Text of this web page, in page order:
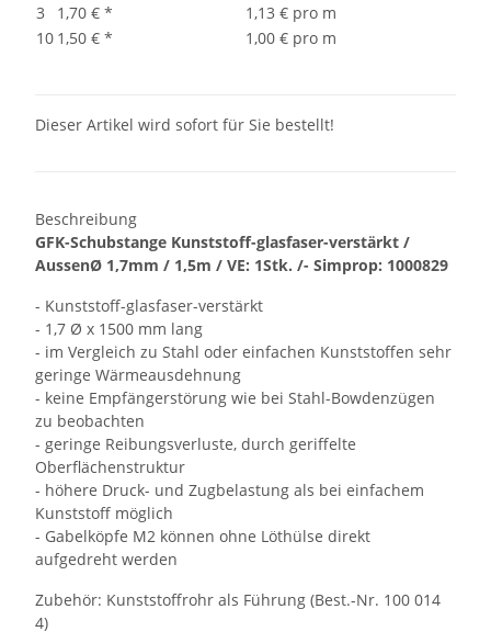
3
1,70 € *
1,13 € pro m
10 1,50 € * 1,00 € pro m
Dieser Artikel wird sofort für Sie bestellt!
Beschreibung
GFK-Schubstange Kunststoff-glasfaser-verstärkt /
AussenØ 1,7mm / 1,5m / VE: 1Stk. /- Simprop: 1000829
- Kunststoff-glasfaser-verstärkt
- 1,7 Ø x 1500 mm lang
- im Vergleich zu Stahl oder einfachen Kunststoffen sehr
geringe Wärmeausdehnung
- keine Empfängerstörung wie bei Stahl-Bowdenzügen
zu beobachten
- geringe Reibungsverluste, durch geriffelte
Oberflächenstruktur
- höhere Druck- und Zugbelastung als bei einfachem
Kunststoff möglich
- Gabelköpfe M2 können ohne Löthülse direkt
aufgedreht werden
Zubehör: Kunststoffrohr als Führung (Best.-Nr. 100 014
4)